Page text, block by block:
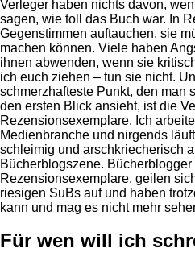
Verleger haben nichts davon,
sagen, wie toll das Buch war. In
Gegenstimmen auftauchen, sie
machen können. Viele haben
ihnen abwenden, wenn sie
ich euch ziehen – tun sie nicht.
schmerzhafteste Punkt, den man
den ersten Blick ansieht, ist die
Rezensionsexemplare. Ich
Medienbranche und nirgends
schleimig und arschkriecherisch
Bücherblogszene.
Rezensionsexemplare, geilen
riesigen SuBs auf und haben
kann und mag es nicht mehr
Für wen will ich